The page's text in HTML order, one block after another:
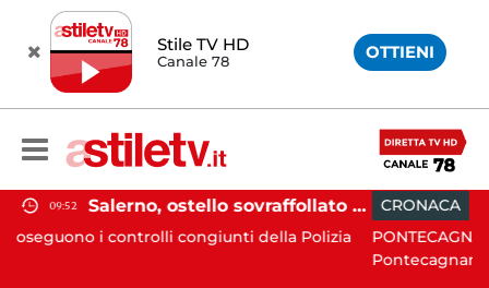
Stile TV HD
Canale 78 OTTIENI
Salerno, ostello sovraffollato nel centro storico: maxi sanzione e trasferimento ospiti
controlli congiunti della Polizia
CRONACA 10:09
PONTECAGNANO.
Pontecagnano...